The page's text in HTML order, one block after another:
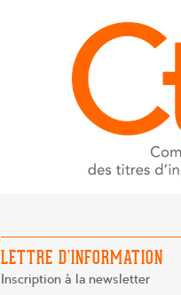
LETTRE D’INFORMATION
Inscription à la newsletter